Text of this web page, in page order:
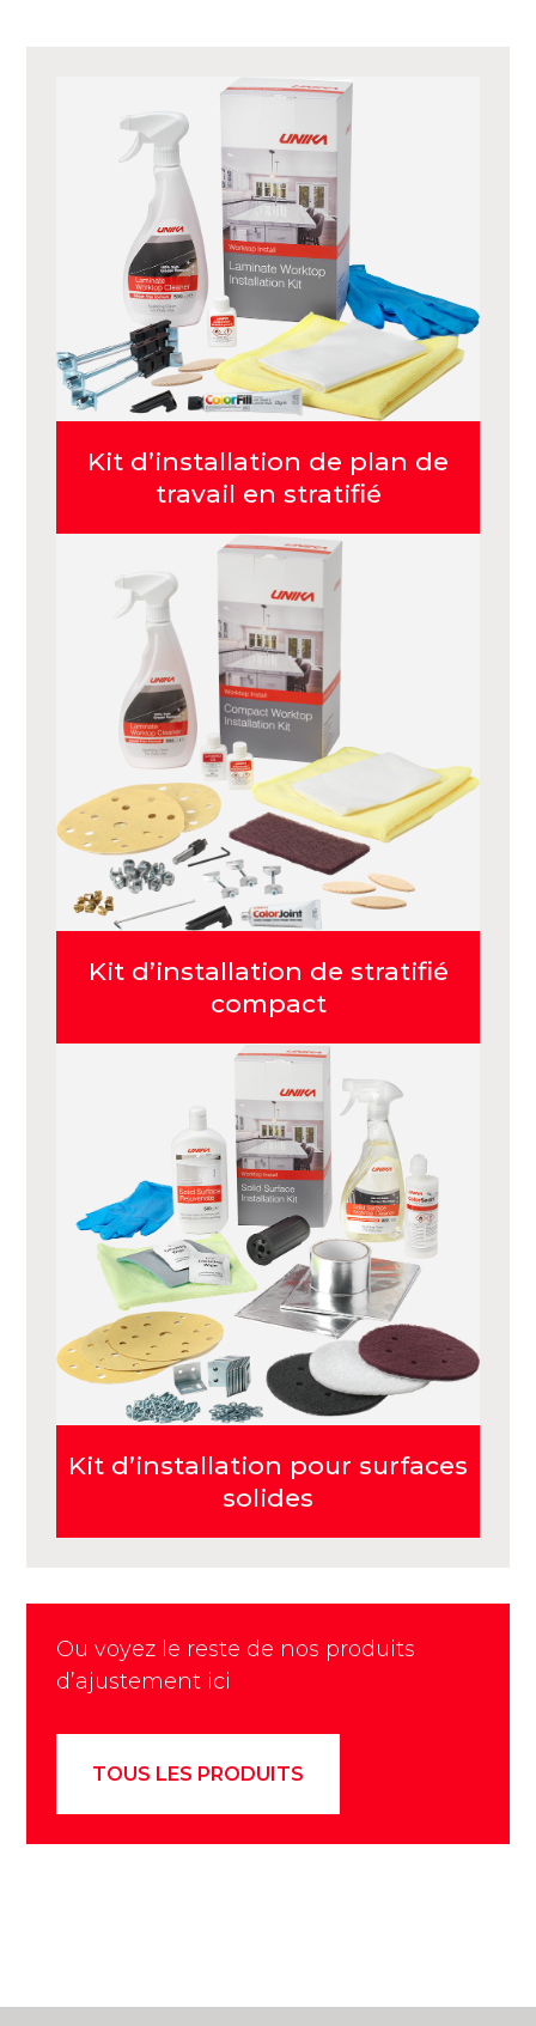
Kit d’installation de plan de
travail en stratifié
Kit d’installation de stratifié
compact
Kit d’installation pour surfaces
solides
Ou voyez le reste de nos produits
d’ajustement ici
TOUS LES PRODUITS